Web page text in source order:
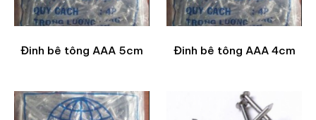
Đinh bê tông AAA 5cm Đinh bê tông AAA 4cm